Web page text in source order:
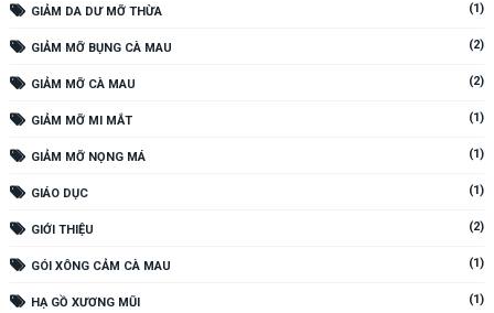
GIẢM DA DƯ MỠ THỪA (1)
GIẢM MỠ BỤNG CÀ MAU (2)
GIẢM MỠ CÀ MAU (2)
GIẢM MỠ MI MẮT (1)
GIẢM MỠ NỌNG MÁ (1)
GIÁO DỤC (1)
GIỚI THIỆU (2)
GÓI XÔNG CẢM CÀ MAU (1)
HẠ GỒ XƯƠNG MŨI (1)